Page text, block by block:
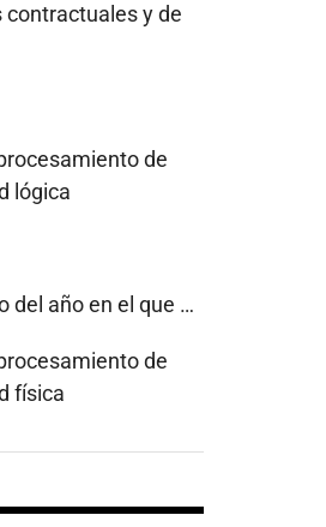
y de
de
lógica
del año en el que …
de
física